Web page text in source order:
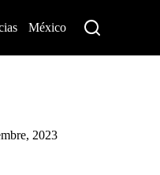
México
2023